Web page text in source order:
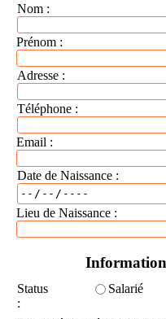
Nom :
Prénom :
Adresse :
Téléphone :
Email :
Date de Naissance :
Lieu de Naissance :
Status
:
Salarié